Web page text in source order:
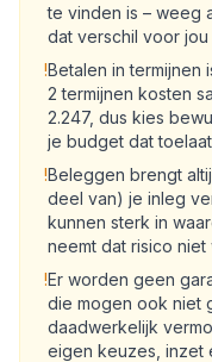
te vinden is – weeg
dat verschil voor jou
!Betalen in termijnen
2 termijnen kosten
2.247, dus kies
je budget dat
!Beleggen brengt
deel van) je inleg
kunnen sterk in
neemt dat risico niet
!Er worden geen
die mogen ook niet
daadwerkelijk
eigen keuzes, inzet